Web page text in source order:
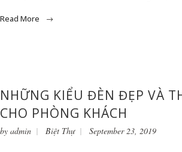
Read More
NHỮNG KIỂU ĐÈN ĐẸP VÀ
CHO PHÒNG KHÁCH
by admin Biệt Thự September 23, 2019